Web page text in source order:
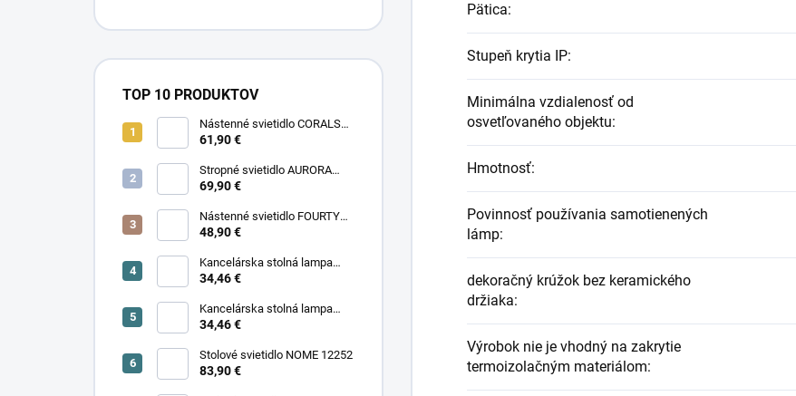
TOP 10 PRODUKTOV
Nástenné svietidlo CORALS
11977
61,90 €
Stropné svietidlo AURORA
11971
69,90 €
Nástenné svietidlo FOURTY
WALL S 10888
48,90 €
Kancelárska stolná lampa
PIXA KT-40-GR BL 90420
34,46 €
Kancelárska stolná lampa
PIXA KT-40-BE 90419
34,46 €
Stolové svietidlo NOME 12252
83,90 €
Pätica:
Stupeň krytia IP:
Minimálna vzdialenosť od
osvetľovaného objektu:
Hmotnosť:
Povinnosť používania samotienených
lámp:
dekoračný krúžok bez keramického
držiaka:
Výrobok nie je vhodný na zakrytie
termoizolačným materiálom: